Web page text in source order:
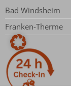
Bad Windsheim
Franken-Therme